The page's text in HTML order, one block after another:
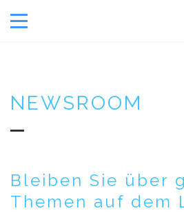
NEWSROOM
Bleiben Sie über
Themen auf dem